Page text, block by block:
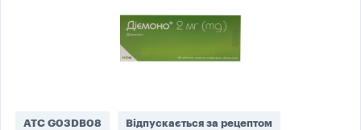
ATC G03DB08 Відпускається за рецептом